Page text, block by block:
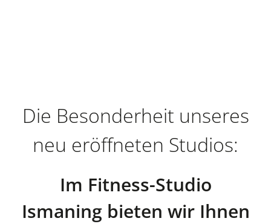
Die Besonderheit unseres
neu eröffneten Studios:
Im Fitness-Studio
Ismaning bieten wir Ihnen